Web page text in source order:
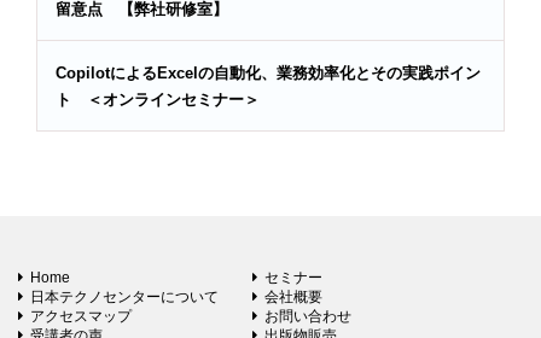
留意点 【弊社研修室】
CopilotによるExcelの自動化、業務効率化とその実践ポイン
ト ＜オンラインセミナー＞
Home
セミナー
日本テクノセンターについて
会社概要
アクセスマップ
お問い合わせ